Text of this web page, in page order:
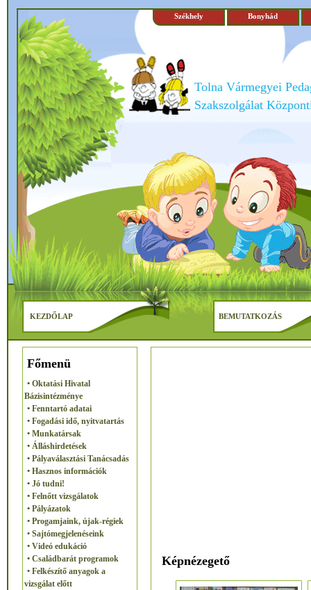
Székhely Bonyhád
Tolna Vármegyei
Szakszolgálat
KEZDŐLAP BEMUTATKOZÁS
Főmenü
• Oktatási Hivatal
Bázisintézménye
• Fenntartó adatai
• Fogadási idő, nyitvatartás
• Munkatársak
• Álláshirdetések
• Pályaválasztási Tanácsadás
• Hasznos információk
• Jó tudni!
• Felnőtt vizsgálatok
• Pályázatok
• Progamjaink, újak-régiek
• Sajtómegjelenéseink
• Videó edukáció
• Családbarát programok
• Felkészítő anyagok a
vizsgálat előtt
Képnézegető